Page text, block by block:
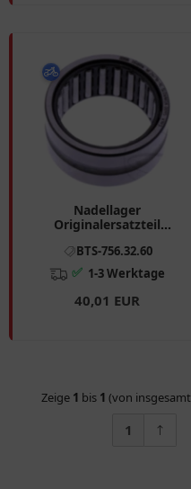
Nadellager
Originalersatzteil
für: BMW K, K1
BTS-756.32.60
✅ 1-3 Werktage
40,01 EUR
Zeige 1 bis 1 (von insgesamt
1